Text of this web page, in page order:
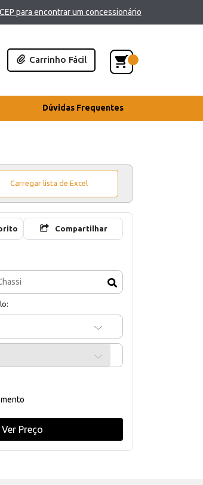
para encontrar um concessionário
Carrinho Fácil
Dúvidas Frequentes
Carregar lista de Excel
Compartilhar
Ver Preço